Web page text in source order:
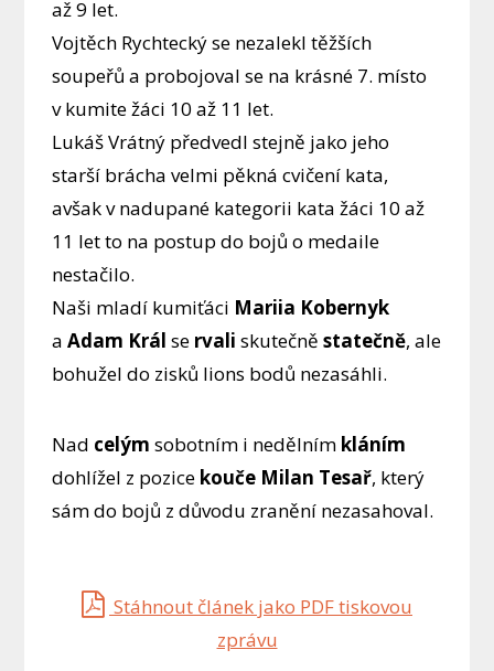
až 9 let.
Vojtěch Rychtecký se nezalekl těžších
soupeřů a probojoval se na krásné 7. místo
v kumite žáci 10 až 11 let.
Lukáš Vrátný předvedl stejně jako jeho
starší brácha velmi pěkná cvičení kata,
avšak v nadupané kategorii kata žáci 10 až
11 let to na postup do bojů o medaile
nestačilo.
Naši mladí kumiťáci Mariia Kobernyk
aAdam Král se rvali skutečněstatečně, ale
bohužel do zisků lions bodů nezasáhli.
Nad celýmsobotním i nedělním kláním
dohlížel z pozice kouče Milan Tesař, který
sám do bojů z důvodu zranění nezasahoval.
Stáhnout článek jako PDF tiskovou
zprávu